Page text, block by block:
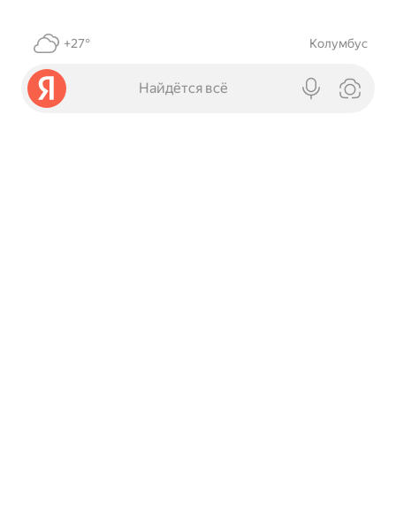
+27° Колумбус
Найдётся всё